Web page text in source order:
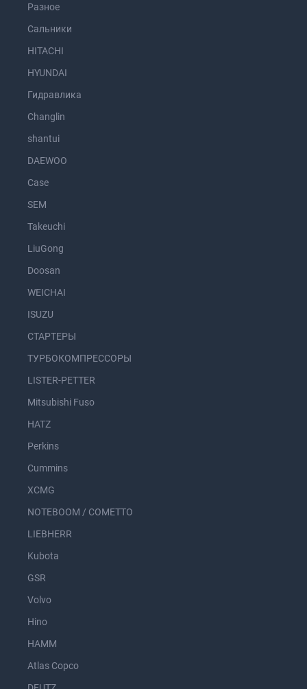
Разное
Сальники
HITACHI
HYUNDAI
Гидравлика
Changlin
shantui
DAEWOO
Case
SEM
Takeuchi
LiuGong
Doosan
WEICHAI
ISUZU
СТАРТЕРЫ
ТУРБОКОМПРЕССОРЫ
LISTER-PETTER
Mitsubishi Fuso
HATZ
Perkins
Cummins
XCMG
NOTEBOOM / COMETTO
LIEBHERR
Kubota
GSR
Volvo
Hino
HAMM
Atlas Copco